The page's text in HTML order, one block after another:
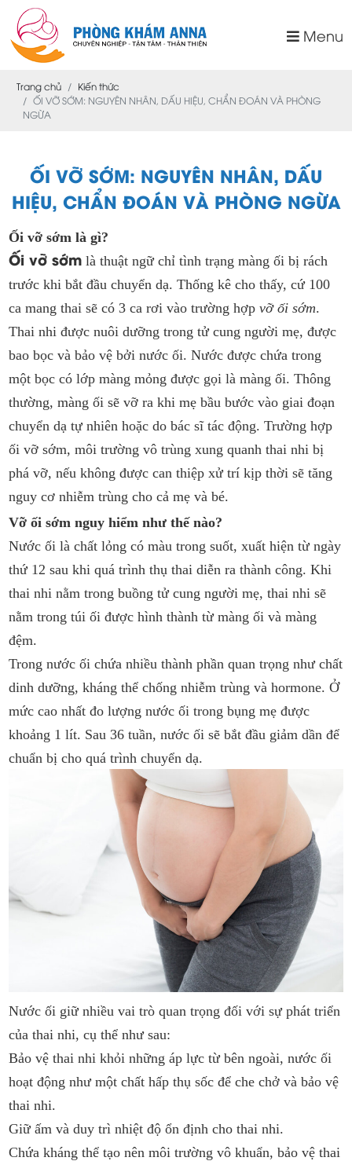
Menu
Trang chủ
Kiến thức
ỐI VỠ SỚM: NGUYÊN NHÂN, DẤU HIỆU, CHẨN ĐOÁN VÀ PHÒNG
NGỪA
ỐI VỠ SỚM: NGUYÊN NHÂN, DẤU
HIỆU, CHẨN ĐOÁN VÀ PHÒNG NGỪA
Ối vỡ sớm là gì?
Ối vỡ sớm là thuật ngữ chỉ tình trạng màng ối bị rách
trước khi bắt đầu chuyển dạ. Thống kê cho thấy, cứ 100
ca mang thai sẽ có 3 ca rơi vào trường hợpvỡ ối sớm.
Thai nhi được nuôi dưỡng trong tử cung người mẹ, được
bao bọc và bảo vệ bởi nước ối. Nước được chứa trong
một bọc có lớp màng mỏng được gọi là màng ối. Thông
thường, màng ối sẽ vỡ ra khi mẹ bầu bước vào giai đoạn
chuyển dạ tự nhiên hoặc do bác sĩ tác động. Trường hợp
ối vỡ sớm, môi trường vô trùng xung quanh thai nhi bị
phá vỡ, nếu không được can thiệp xử trí kịp thời sẽ tăng
nguy cơ nhiễm trùng cho cả mẹ và bé.
Vỡ ối sớm nguy hiểm như thế nào?
Nước ối là chất lỏng có màu trong suốt, xuất hiện từ ngày
thứ 12 sau khi quá trình thụ thai diễn ra thành công. Khi
thai nhi nằm trong buồng tử cung người mẹ, thai nhi sẽ
nằm trong túi ối được hình thành từ màng ối và màng
đệm.
Trong nước ối chứa nhiều thành phần quan trọng như chất
dinh dưỡng, kháng thể chống nhiễm trùng và hormone. Ở
mức cao nhất đo lượng nước ối trong bụng mẹ được
khoảng 1 lít. Sau 36 tuần, nước ối sẽ bắt đầu giảm dần để
chuẩn bị cho quá trình chuyển dạ.
Nước ối giữ nhiều vai trò quan trọng đối với sự phát triển
của thai nhi, cụ thể như sau:
Bảo vệ thai nhi khỏi những áp lực từ bên ngoài, nước ối
hoạt động như một chất hấp thụ sốc để che chở và bảo vệ
thai nhi.
Giữ ấm và duy trì nhiệt độ ổn định cho thai nhi.
Chứa kháng thể tạo nên môi trường vô khuẩn, bảo vệ thai